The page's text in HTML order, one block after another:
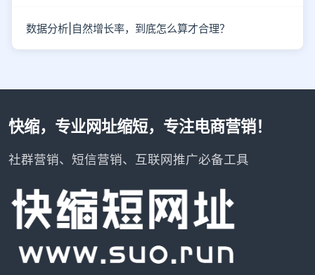
数据分析|自然增长率，到底怎么算才合理？
快缩，专业网址缩短，专注电商营销！
社群营销、短信营销、互联网推广必备工具